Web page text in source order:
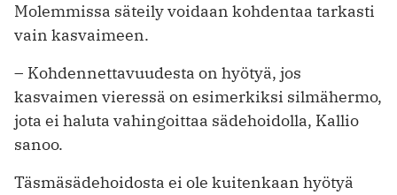
Molemmissa säteily voidaan kohdentaa tarkasti
vain kasvaimeen.
– Kohdennettavuudesta on hyötyä, jos
kasvaimen vieressä on esimerkiksi silmähermo,
jota ei haluta vahingoittaa sädehoidolla, Kallio
sanoo.
Täsmäsädehoidosta ei ole kuitenkaan hyötyä